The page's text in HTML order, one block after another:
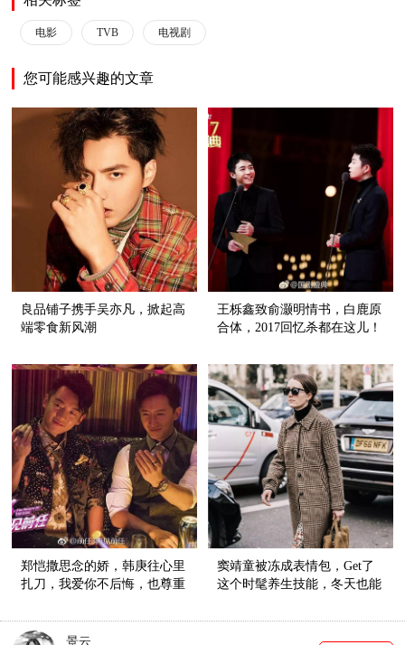
电影 TVB 电视剧
您可能感兴趣的文章
良品铺子携手吴亦凡，掀起高
端零食新风潮
王栎鑫致俞灏明情书，白鹿原
合体，2017回忆杀都在这儿！
郑恺撒思念的娇，韩庚往心里
扎刀，我爱你不后悔，也尊重
窦靖童被冻成表情包，Get了
这个时髦养生技能，冬天也能
景云